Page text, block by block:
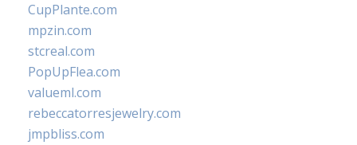
CupPlante.com
mpzin.com
stcreal.com
PopUpFlea.com
valueml.com
rebeccatorresjewelry.com
jmpbliss.com